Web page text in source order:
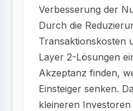
Verbesserung der
Durch die
Transaktionskosten
Layer 2-Lösungen
Akzeptanz finden,
Einsteiger senken.
kleineren